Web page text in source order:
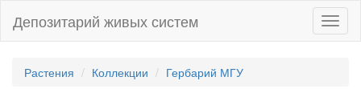
Депозитарий живых систем
Растения Коллекции Гербарий МГУ